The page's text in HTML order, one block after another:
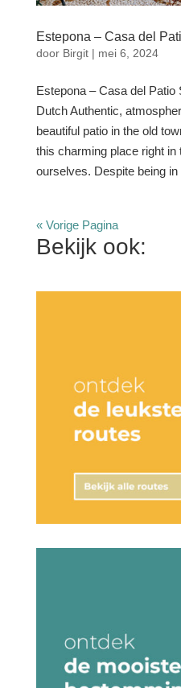
Estepona – Casa del
door Birgit| mei 6, 2024
Estepona – Casa del Patio
Dutch Authentic,
beautiful patio in the old
this charming place right in
ourselves. Despite being in
« Vorige Pagina
Bekijk ook: